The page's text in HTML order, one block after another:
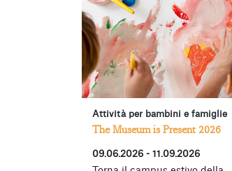
Attività per bambini e famiglie
The Museum is Present 2026
09.06.2026 - 11.09.2026